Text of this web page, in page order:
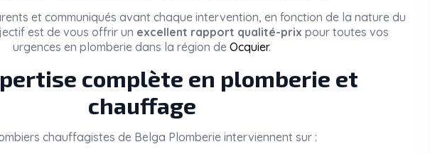
et communiqués avant chaque intervention, en fonction de la nature du
est de vous offrir un excellent rapport qualité-prix pour toutes vos
urgences en plomberie dans la région deOcquier.
complète en plomberie et
chauffage
chauffagistes de Belga Plomberie interviennent sur :